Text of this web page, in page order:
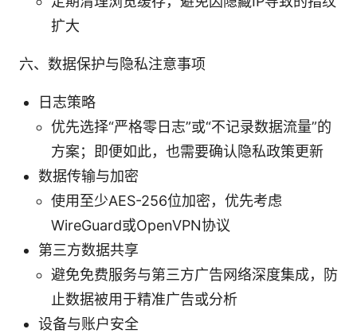
扩大
六、数据保护与隐私注意事项
日志策略
优先选择“严格零日志”或“不记录数据流量”的
方案；即便如此，也需要确认隐私政策更新
数据传输与加密
使用至少AES-256位加密，优先考虑
WireGuard或OpenVPN协议
第三方数据共享
避免免费服务与第三方广告网络深度集成，防
止数据被用于精准广告或分析
设备与账户安全